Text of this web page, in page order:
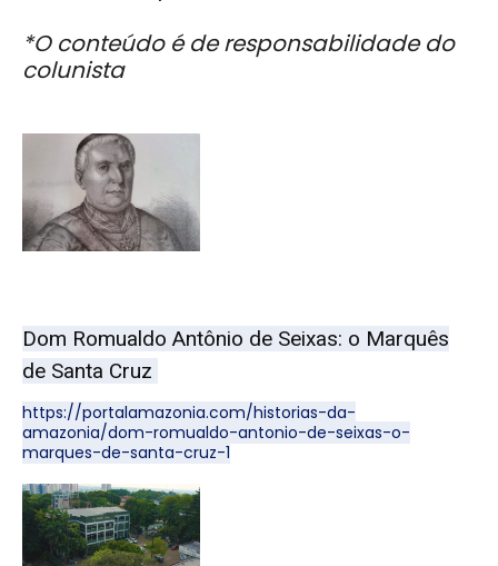
*O conteúdo é de responsabilidade do
colunista
Dom Romualdo Antônio de Seixas: o Marquês
de Santa Cruz
https://portalamazonia.com/historias-da-
amazonia/dom-romualdo-antonio-de-seixas-o-
marques-de-santa-cruz-1